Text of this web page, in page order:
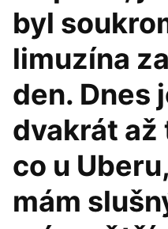
byl
limuzína
den. Dnes
dvakrát
co u
mám